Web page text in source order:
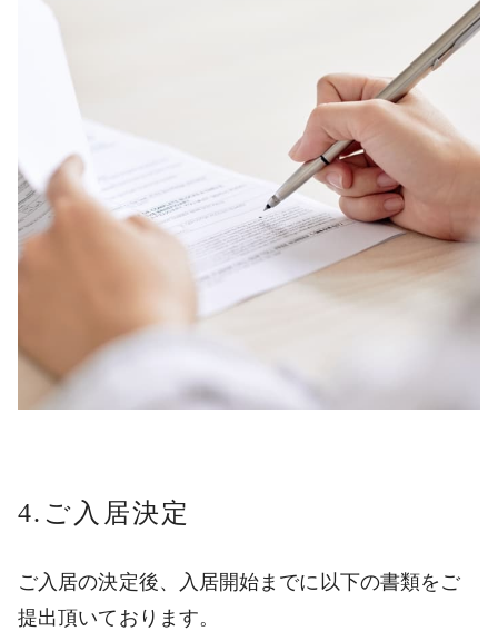
4.ご入居決定
ご入居の決定後、入居開始までに以下の書類をご
提出頂いております。